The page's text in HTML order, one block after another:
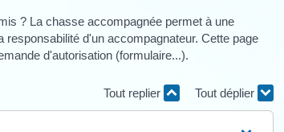
? La chasse accompagnée permet à une
d'un accompagnateur. Cette page
d'autorisation (formulaire...).
Tout replier Tout déplier